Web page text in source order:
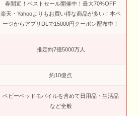
春間近！ベストセール開催中！最大70%OFF
楽天・Yahooよりもお買い得な商品が多い！本ペ
ージからアプリDLで15000円クーポン配布中！
推定約7億5000万人
約10億点
ベビーベッドモバイルを含めて日用品・生活品
など全般